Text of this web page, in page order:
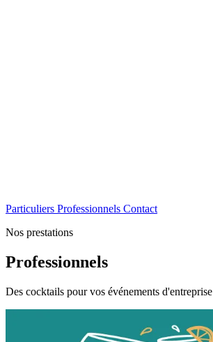
Particuliers Professionnels Contact
Nos prestations
Professionnels
Des cocktails pour vos événements d'entreprise